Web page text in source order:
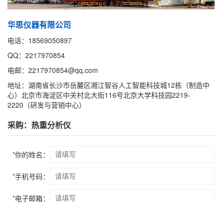
华思仪器有限公司
电话：18569050897
QQ：2217970854
电邮：2217970854@qq.com
地址：湖南省长沙市岳麓区湘江智谷人工智能科技城12栋（制造中
心）北京市海淀区中关村北大街116号北京大学科技园2219-
2220（研发与营销中心）
采购：热重分析仪
*你的姓名：
*手机号码：
*电子邮箱：